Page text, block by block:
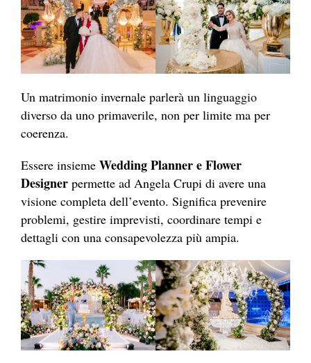
Un matrimonio invernale parlerà un linguaggio
diverso da uno primaverile, non per limite ma per
coerenza.
Essere insieme Wedding Planner e Flower
Designer permette ad Angela Crupi di avere una
visione completa dell’evento. Significa prevenire
problemi, gestire imprevisti, coordinare tempi e
dettagli con una consapevolezza più ampia.